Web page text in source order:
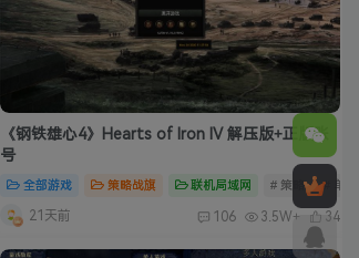
《钢铁雄心4》Hearts of Iron IV 解压版+正版账
号
全部游戏 策略战旗 联机局域网 # 策略 # 单
21天前 106 3.5W+ 34